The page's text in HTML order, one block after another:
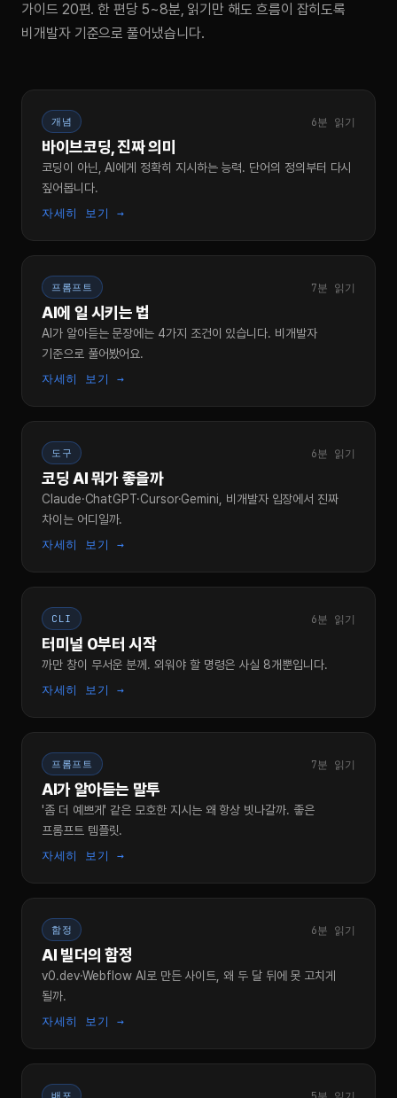
가이드 20편. 한 편당 5~8분, 읽기만 해도 흐름이 잡히도록
비개발자 기준으로 풀어냈습니다.
개념 6분 읽기
바이브코딩, 진짜 의미
코딩이 아닌, AI에게 정확히 지시하는 능력. 단어의 정의부터 다시
짚어봅니다.
자세히 보기 →
프롬프트 7분 읽기
AI에 일 시키는 법
AI가 알아듣는 문장에는 4가지 조건이 있습니다. 비개발자
기준으로 풀어봤어요.
자세히 보기 →
도구 6분 읽기
코딩 AI 뭐가 좋을까
Claude·ChatGPT·Cursor·Gemini, 비개발자 입장에서 진짜
차이는 어디일까.
자세히 보기 →
CLI 6분 읽기
터미널 0부터 시작
까만 창이 무서운 분께. 외워야 할 명령은 사실 8개뿐입니다.
자세히 보기 →
프롬프트 7분 읽기
AI가 알아듣는 말투
'좀 더 예쁘게' 같은 모호한 지시는 왜 항상 빗나갈까. 좋은
프롬프트 템플릿.
자세히 보기 →
함정 6분 읽기
AI 빌더의 함정
v0.dev·Webflow AI로 만든 사이트, 왜 두 달 뒤에 못 고치게
될까.
자세히 보기 →
배포 5분 읽기